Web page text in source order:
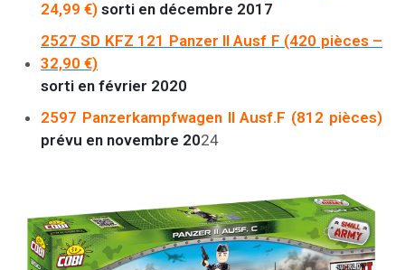
24,99 €) sorti en décembre 2017
2527 SD KFZ 121 Panzer II Ausf F (420 pièces –
32,90 €)
sorti en février 2020
2597 Panzerkampfwagen II Ausf.F (812 pièces)
prévu en novembre 2024